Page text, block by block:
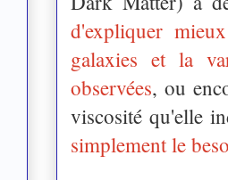
d'expliquer
galaxies et la
observées, ou
viscosité qu'elle
simplement le